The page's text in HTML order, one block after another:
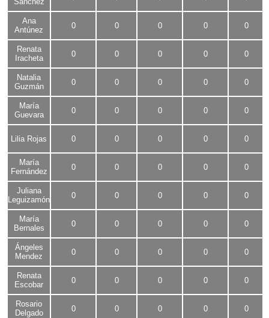
Ana
Antúnez
0 0 0 0 0
Renata
Iracheta
0 0 0 0 0
Natalia
Guzmán
0 0 0 0 0
María
Guevara
0 0 0 0 0
Lilia Rojas 0 0 0 0 0
María
Fernández
0 0 0 0 0
Juliana
Leguizamón
0 0 0 0 0
María
Bernales
0 0 0 0 0
Ángeles
Mendez
0 0 0 0 0
Renata
Escobar
0 0 0 0 0
Rosario
Delgado
0 0 0 0 0